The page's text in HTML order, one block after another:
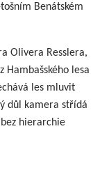
Benátském
Olivera Resslera,
Hambašského lesa
les mluvit
důl kamera střídá
hierarchie